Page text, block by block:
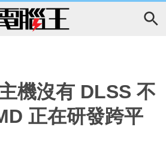
機沒有 DLSS 不
正在研發跨平